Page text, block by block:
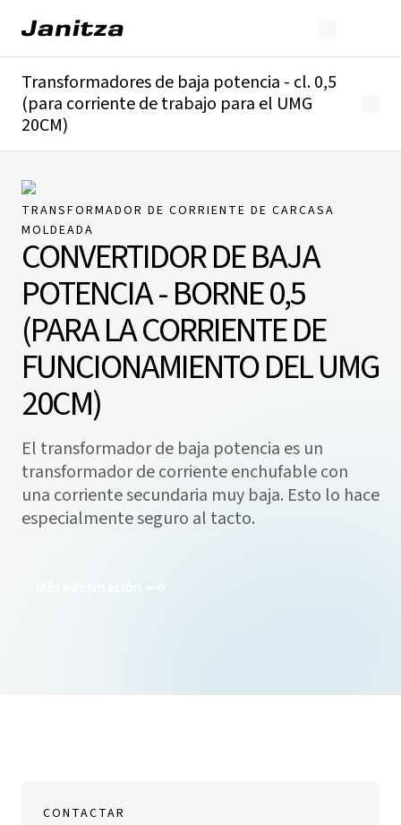
Transformadores de baja potencia - cl. 0,5
(para corriente de trabajo para el UMG
20CM)
Detalles técnicos
TRANSFORMADOR DE CORRIENTE DE CARCASA
MOLDEADA
CONVERTIDOR DE BAJA
POTENCIA - BORNE 0,5
(PARA LA CORRIENTE DE
FUNCIONAMIENTO DEL UMG
20CM)
El transformador de baja potencia es un
transformador de corriente enchufable con
una corriente secundaria muy baja. Esto lo hace
especialmente seguro al tacto.
CONTACTAR